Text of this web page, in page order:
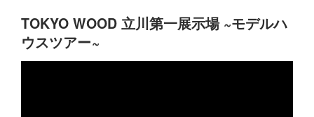
TOKYO WOOD 立川第一展示場 ~モデルハ
ウスツアー~